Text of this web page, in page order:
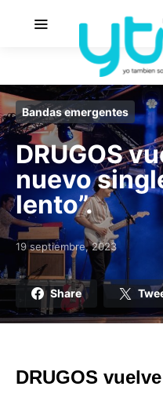
Bandas emergentes
DRUGOS
nuevo
lento”.
Posted on
19 septiembre, 2023
Share
DRUGOS